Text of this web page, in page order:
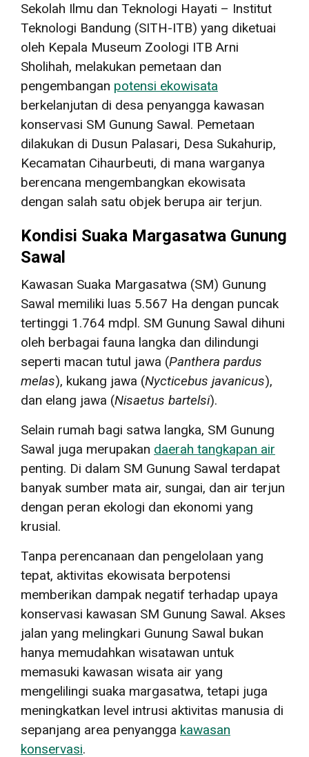
Sekolah Ilmu dan Teknologi Hayati – Institut
Teknologi Bandung (SITH-ITB) yang diketuai
oleh Kepala Museum Zoologi ITB Arni
Sholihah, melakukan pemetaan dan
pengembangan potensi ekowisata
berkelanjutan di desa penyangga kawasan
konservasi SM Gunung Sawal. Pemetaan
dilakukan di Dusun Palasari, Desa Sukahurip,
Kecamatan Cihaurbeuti, di mana warganya
berencana mengembangkan ekowisata
dengan salah satu objek berupa air terjun.
Kondisi Suaka Margasatwa Gunung
Sawal
Kawasan Suaka Margasatwa (SM) Gunung
Sawal memiliki luas 5.567 Ha dengan puncak
tertinggi 1.764 mdpl. SM Gunung Sawal dihuni
oleh berbagai fauna langka dan dilindungi
seperti macan tutul jawa (Panthera pardus
melas), kukang jawa (Nycticebus javanicus),
dan elang jawa (Nisaetus bartelsi).
Selain rumah bagi satwa langka, SM Gunung
Sawal juga merupakan daerah tangkapan air
penting. Di dalam SM Gunung Sawal terdapat
banyak sumber mata air, sungai, dan air terjun
dengan peran ekologi dan ekonomi yang
krusial.
Tanpa perencanaan dan pengelolaan yang
tepat, aktivitas ekowisata berpotensi
memberikan dampak negatif terhadap upaya
konservasi kawasan SM Gunung Sawal. Akses
jalan yang melingkari Gunung Sawal bukan
hanya memudahkan wisatawan untuk
memasuki kawasan wisata air yang
mengelilingi suaka margasatwa, tetapi juga
meningkatkan level intrusi aktivitas manusia di
sepanjang area penyangga kawasan
konservasi.